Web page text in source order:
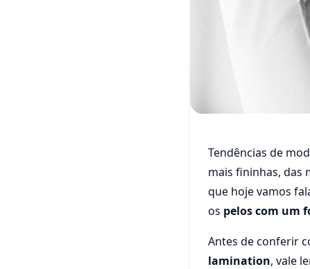
Tendências de
mais fininhas, das
que hoje vamos
os pelos com um
Antes de conferir
lamination, vale